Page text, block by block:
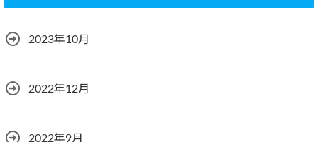
2023年10月
2022年12月
2022年9月